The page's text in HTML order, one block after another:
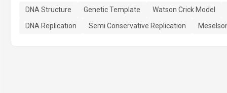
DNA Structure Genetic Template
Watson Crick Model
DNA Replication
Semi Conservative Replication